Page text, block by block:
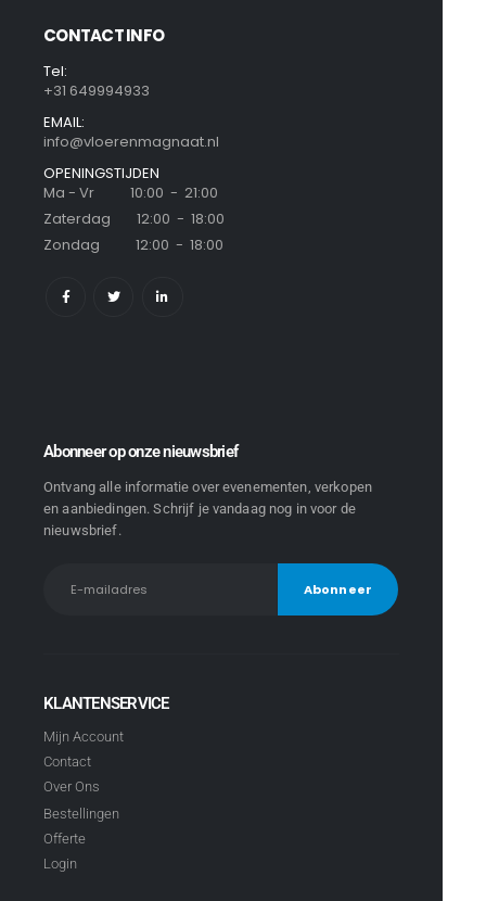
CONTACT INFO
Tel:
+31 649994933
EMAIL:
info@vloerenmagnaat.nl
OPENINGSTIJDEN
Ma - Vr 10:00 - 21:00
Zaterdag 12:00 - 18:00
Zondag 12:00 - 18:00
Abonneer op onze nieuwsbrief
Ontvang alle informatie over evenementen, verkopen
en aanbiedingen. Schrijf je vandaag nog in voor de
nieuwsbrief.
KLANTENSERVICE
Mijn Account
Contact
Over Ons
Bestellingen
Offerte
Login